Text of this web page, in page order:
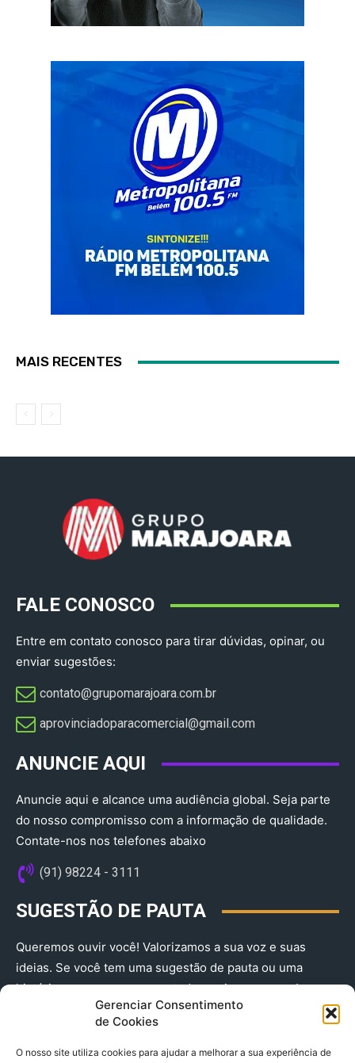
Gerenciar Consentimento
de Cookies
O nosso site utiliza cookies para ajudar a melhorar a sua experiência de
MAIS RECENTES
FALE CONOSCO
Entre em contato conosco para tirar dúvidas, opinar, ou
enviar sugestões:
contato@grupomarajoara.com.br
aprovinciadoparacomercial@gmail.com​
ANUNCIE AQUI
Anuncie aqui e alcance uma audiência global. Seja parte
do nosso compromisso com a informação de qualidade.
Contate-nos nos telefones abaixo
(91) 98224 - 3111
SUGESTÃO DE PAUTA
Queremos ouvir você! Valorizamos a sua voz e suas
ideias. Se você tem uma sugestão de pauta ou uma
história que merece ser contada, envie-nos agora!
(91) 98224 - 3111